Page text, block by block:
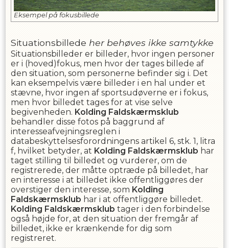
Eksempel på fokusbillede
Situationsbillede her behøves ikke samtykke
Situationsbilleder er billeder, hvor ingen personer
er i (hoved)fokus, men hvor der tages billede af
den situation, som personerne befinder sig i. Det
kan eksempelvis være billeder i en hal under et
stævne, hvor ingen af sportsudøverne er i fokus,
men hvor billedet tages for at vise selve
begivenheden. Kolding Faldskærmsklub
behandler disse fotos på baggrund af
interesseafvejningsreglen i
databeskyttelsesforordningens artikel 6, stk. 1, litra
f, hvilket betyder, at Kolding Faldskærmsklub har
taget stilling til billedet og vurderer, om de
registrerede, der måtte optræde på billedet, har
en interesse i at billedet ikke offentliggøres der
overstiger den interesse, som Kolding
Faldskærmsklub har i at offentliggøre billedet.
Kolding Faldskærmsklub tager i den forbindelse
også højde for, at den situation der fremgår af
billedet, ikke er krænkende for dig som
registreret.